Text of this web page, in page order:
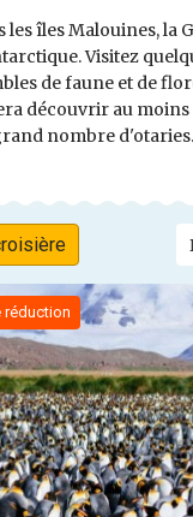
les îles Malouines, la
Visitez
de faune et de
découvrir au moins
nombre
réduction